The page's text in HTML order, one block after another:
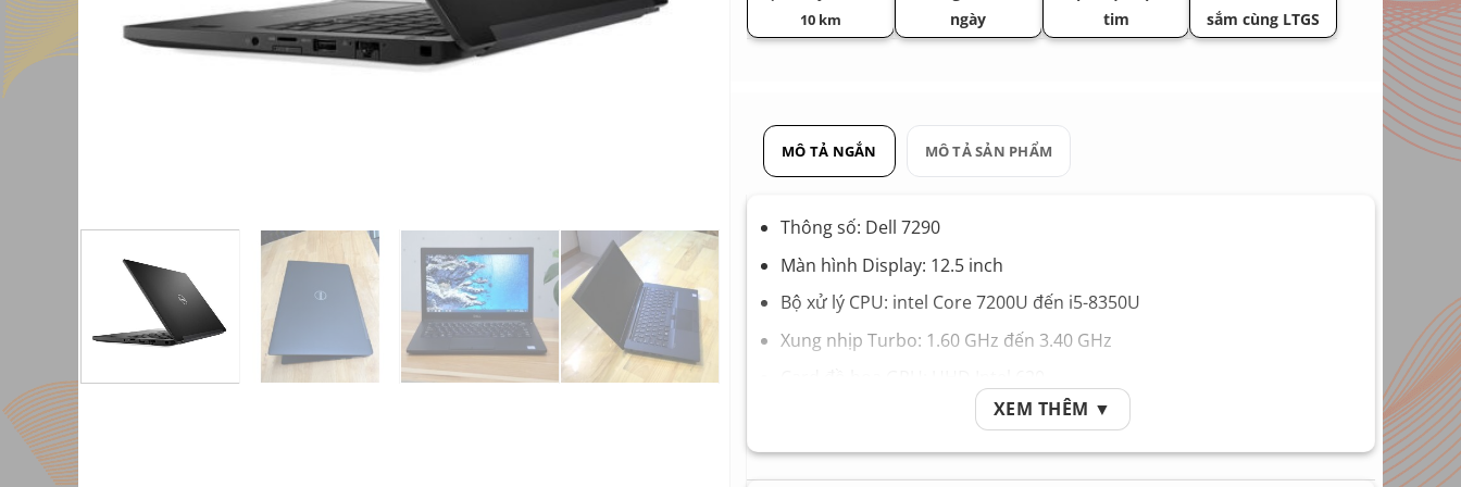
10 km
ngày
tim
sắm cùng LTGS
MÔ TẢ NGẮN MÔ TẢ SẢN PHẨM
Thông số: Dell 7290
Màn hình Display: 12.5 inch
Bộ xử lý CPU: intel Core 7200U đến i5-8350U
Xung nhịp Turbo: 1.60 GHz đến 3.40 GHz
Bộ nhớ Ram Memory: 8GB
Ổ cứng Hard Drive: SSD 256GB hoặc 1T
XEM THÊM ▼